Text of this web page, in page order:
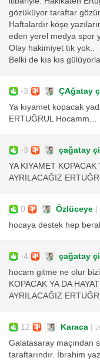
gözüküyor taraftar
Haftalardır köşe
eden yerel medya spor
Olay hakimiyet tık yok..
Belki de kıs kıs
-3 ÇAğatay
Ya kıyamet kopacak
ERTUĞRUL Hocamm...
-3 çağatay
YA KIYAMET
AYRILACAĞIZ
0 Özlüceye |
hocaya destek hep
-4 çağatay
hocam gitme ne olur
KOPACAK YA DA
AYRILACAĞIZ
12 Karaca |
Galatasaray maçından
taraftarındır. İbrahim